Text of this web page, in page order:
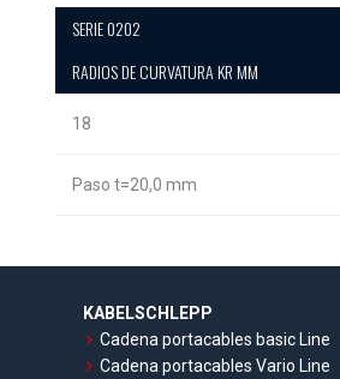
SERIE 0202
RADIOS DE CURVATURA KR MM
18
Paso t=20,0 mm
KABELSCHLEPP
Cadena portacables basic Line
Cadena portacables Vario Line